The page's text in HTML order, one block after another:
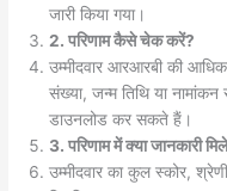
जारी किया गया।
2. परिणाम कैसे चेक करें?
उम्मीदवार आरआरबी की
संख्या, जन्म तिथि या
डाउनलोड कर सकते हैं।
3. परिणाम में क्या जानकारी
उम्मीदवार का कुल स्कोर,